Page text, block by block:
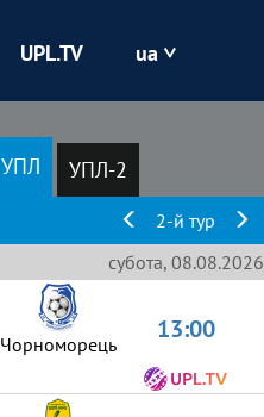
Кривбас
Оболонь
UPL.TV ua
УПЛ УПЛ-2
2-й тур
субота, 08.08.2026
Чорноморець 13:00